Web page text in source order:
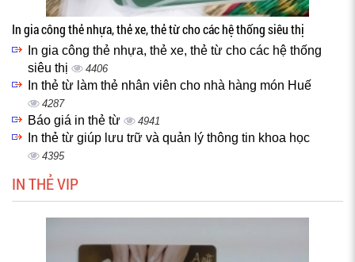
In gia công thẻ nhựa, thẻ xe, thẻ từ cho các hệ thống siêu thị
In gia công thẻ nhựa, thẻ xe, thẻ từ cho các hệ thống
siêu thị
4406
In thẻ từ làm thẻ nhân viên cho nhà hàng món Huế
4287
Báo giá in thẻ từ 4941
In thẻ từ giúp lưu trữ và quản lý thông tin khoa học
4395
IN THẺ VIP